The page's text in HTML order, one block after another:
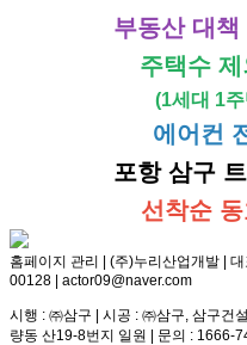
부동산 대
주택수
(1세대 1
에어컨
포항 삼구
선착순
홈페이지 관리 | (주)누리산업개발 |
00128 | actor09@naver.com
시행 : ㈜삼구 | 시공 : ㈜삼구, 삼구건
량동 산19-8번지 일원 | 문의 : 1666-